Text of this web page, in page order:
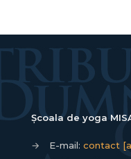
Școala de yoga
→ E-mail: contact